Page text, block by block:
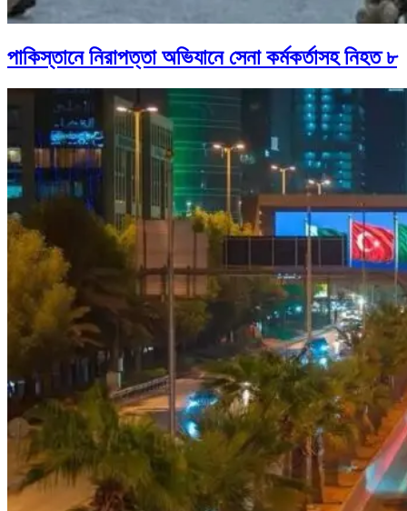
পাকিস্তানে নিরাপত্তা অভিযানে সেনা কর্মকর্তাসহ নিহত ৮